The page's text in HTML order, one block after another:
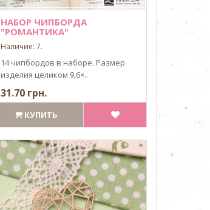
НАБОР ЧИПБОРДА
"РОМАНТИКА"
Наличие: 7.
14 чипбордов в наборе. Размер
изделия целиком 9,6×..
31.70 грн.
КУПИТЬ